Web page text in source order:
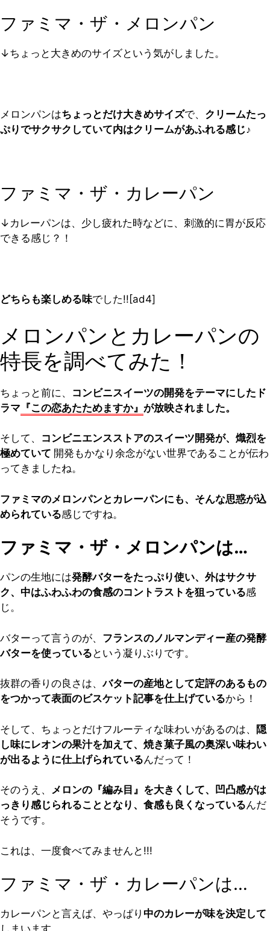
ファミマ・ザ・メロンパン
↓ちょっと大きめのサイズという気がしました。
メロンパンはちょっとだけ大きめサイズで、 クリームたっ
ぷりでサクサクしていて内はクリームがあふれる感じ♪
ファミマ・ザ・カレーパン
↓カレーパンは、少し疲れた時などに、刺激的に胃が反応
できる感じ？！
どちらも楽しめる味でした!![ad4]
メロンパンとカレーパンの
特長を調べてみた！
ちょっと前に、 コンビニスイーツの開発をテーマにしたド
ラマ 『この恋あたためますか』 が放映されました。
そして、 コンビニエンスストアのスイーツ開発が、熾烈を
極めていて 開発もかなり余念がない世界であることが伝わ
ってきましたね。
ファミマのメロンパンとカレーパンにも、そんな思惑が込
められている感じですね。
ファミマ・ザ・メロンパンは…
パンの生地には発酵バターをたっぷり使い、外はサクサ
ク、中はふわふわの食感のコントラストを狙っている感
じ。
バターって言うのが、 フランスのノルマンディー産の発酵
バターを使っている という凝りぶりです。
抜群の香りの良さは、バターの産地として定評のあるもの
をつかって表面のビスケット記事を仕上げているから！
そして、ちょっとだけフルーティな味わいがあるのは、 隠
し味にレオンの果汁を加えて、焼き菓子風の奥深い味わい
が出るように仕上げられているんだって！
そのうえ、 メロンの『編み目』を大きくして、凹凸感がは
っきり感じられることとなり、食感も良くなっているんだ
そうです。
これは、一度食べてみませんと!!!
ファミマ・ザ・カレーパンは…
カレーパンと言えば、やっぱり 中のカレーが味を決定して